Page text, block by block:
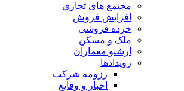
مجتمع های تجاری
افزایش فروش
خرده فروشی
ملک و مسکن
آرشیو معماران
رویدادها
رزومه شرکت
اخبار و وقایع